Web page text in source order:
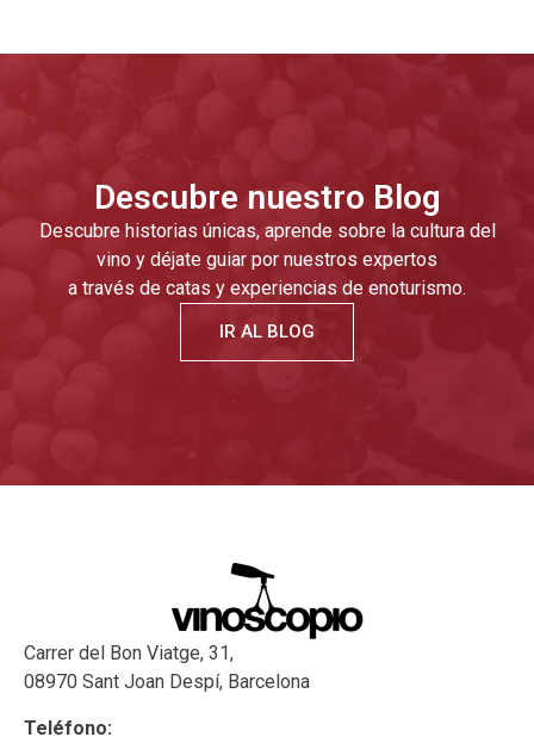
Descubre nuestro Blog
Descubre historias únicas, aprende sobre la cultura del
vino y déjate guiar por nuestros expertos
a través de catas y experiencias de enoturismo.
IR AL BLOG
Carrer del Bon Viatge, 31,
08970 Sant Joan Despí, Barcelona
Teléfono: